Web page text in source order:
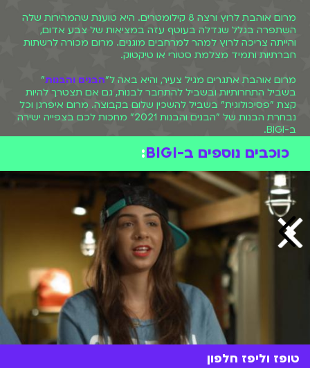
מרום אוהבת לרוץ ורצה 8 קילומטרים. היא טוענת שהמהירות שלה
השתפרה בגלל שגדלה בעוטף עזה במציאות של צבע אדום,
והייתה צריכה לרוץ למהר למרחבים מוגנים. מרום מכורה לרשתות
חברתיות ותמיד מצלמת סטורי או טיקטוק.
מרום אוהבת אתגרים מגיל צעיר, והיא באה ל"הבנים והבנות"
בשביל התחרותיות ובשביל להתחבר לבנות, גם אם תצטרך להיות
קצת "פסיכולוגית" בשביל להשכין שלום בקבוצה. מרום איפרגן וכל
נבחרת הבנות של "הבנים והבנות 2021" מחכות לכם בצפייה ישירה
ב-BIGI.
כוכבים נוספים ב-BIGI :
טופז וליפז חלפון